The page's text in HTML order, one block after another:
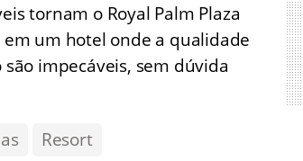
tornam o Royal Palm Plaza
um hotel onde a qualidade
impecáveis, sem dúvida
Resort